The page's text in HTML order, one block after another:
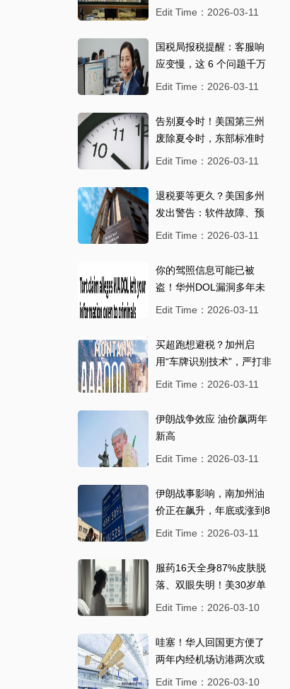
元抛售
Edit Time：2026-03-11
国税局报税提醒：客服响
应变慢，这 6 个问题千万
别忽视！
Edit Time：2026-03-11
告别夏令时！美国第三州
废除夏令时，东部标准时
间将永久生效
Edit Time：2026-03-11
退税要等更久？美国多州
发出警告：软件故障、预
算削减....，退税可能延误
Edit Time：2026-03-11
你的驾照信息可能已被
盗！华州DOL漏洞多年未
修，律师起诉讨说法
Edit Time：2026-03-11
买超跑想避税？加州启
用“车牌识别技术”，严打非
法外州注册
Edit Time：2026-03-11
伊朗战争效应 油价飙两年
新高
Edit Time：2026-03-11
伊朗战事影响，南加州油
价正在飙升，年底或涨到8
美元以上
Edit Time：2026-03-11
服药16天全身87%皮肤脱
落、双眼失明！美30岁单
亲妈罹患罕病：
Edit Time：2026-03-10
哇塞！华人回国更方便了
两年内经机场访港两次或
以上 旅客将可更便捷过关
Edit Time：2026-03-10